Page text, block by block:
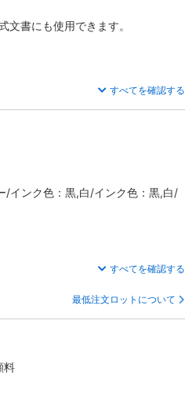
文書にも使用できます。
すべてを確認する
/インク色：黒,白/インク色：黒,白/
すべてを確認する
最低注文ロットについて
料